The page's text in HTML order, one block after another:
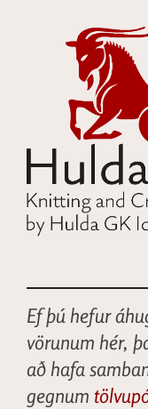
Ef þú hefur
vörunum hér,
að hafa
gegnum